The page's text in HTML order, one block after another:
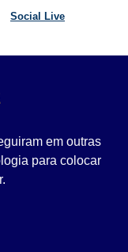
Social Live
em outras
para colocar